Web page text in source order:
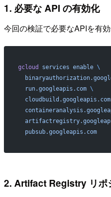
1. 必要な API の有効化
今回の検証で必要なAPIを有効
gcloud services enable \
  run.googleapis.com
\
  cloudbuild.googleapis.com
  pubsub.googleapis.com
2. Artifact Registry リポ